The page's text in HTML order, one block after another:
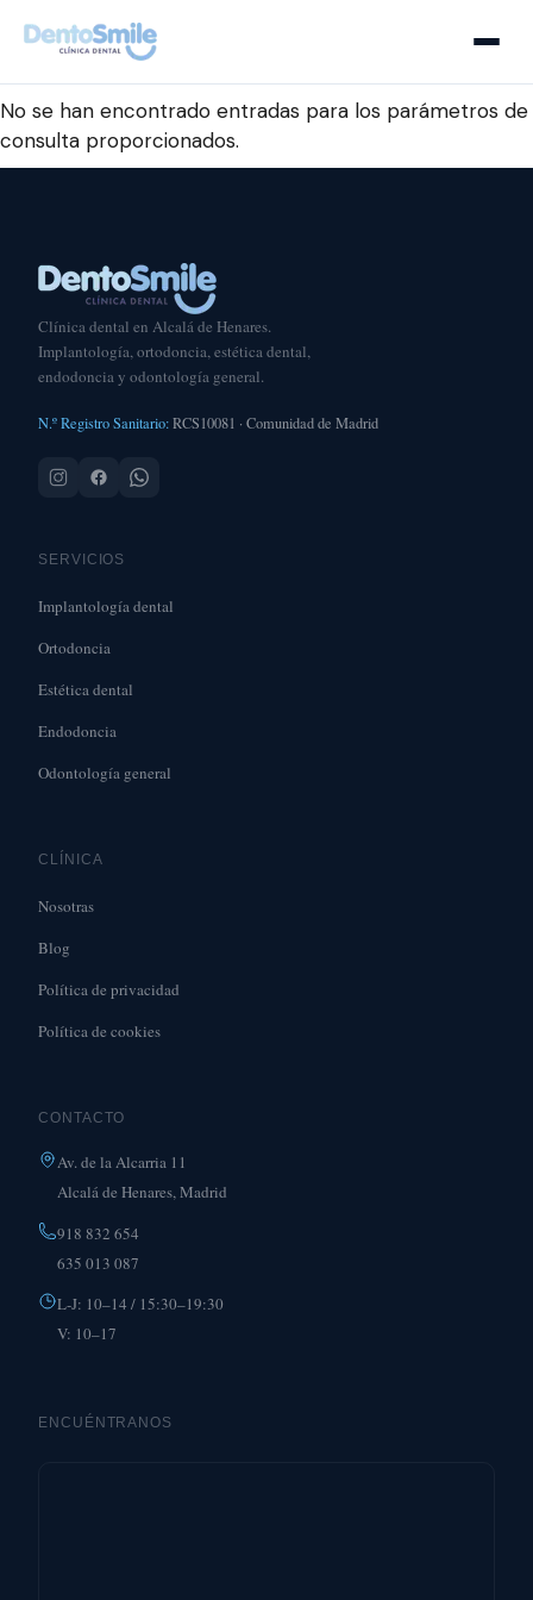
No se han encontrado entradas para los parámetros de
consulta proporcionados.
Clínica dental en Alcalá de Henares.
Implantología, ortodoncia, estética dental,
endodoncia y odontología general.
N.º Registro Sanitario:RCS10081 · Comunidad de Madrid
SERVICIOS
Implantología dental
Ortodoncia
Estética dental
Endodoncia
Odontología general
CLÍNICA
Nosotras
Blog
Política de privacidad
Política de cookies
CONTACTO
Av. de la Alcarria 11
Alcalá de Henares, Madrid
918 832 654
635 013 087
L-J: 10–14 / 15:30–19:30
V: 10–17
ENCUÉNTRANOS